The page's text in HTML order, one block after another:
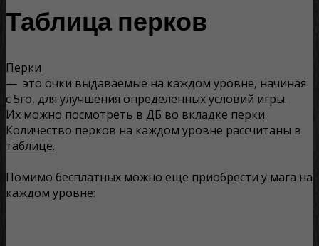
Таблица перков
Перки
— это очки выдаваемые на каждом уровне, начиная
с 5го, для улучшения определенных условий игры.
Их можно посмотреть в ДБ во вкладке перки.
Количество перков на каждом уровне рассчитаны в
таблице.
Помимо бесплатных можно еще приобрести у мага на
каждом уровне: